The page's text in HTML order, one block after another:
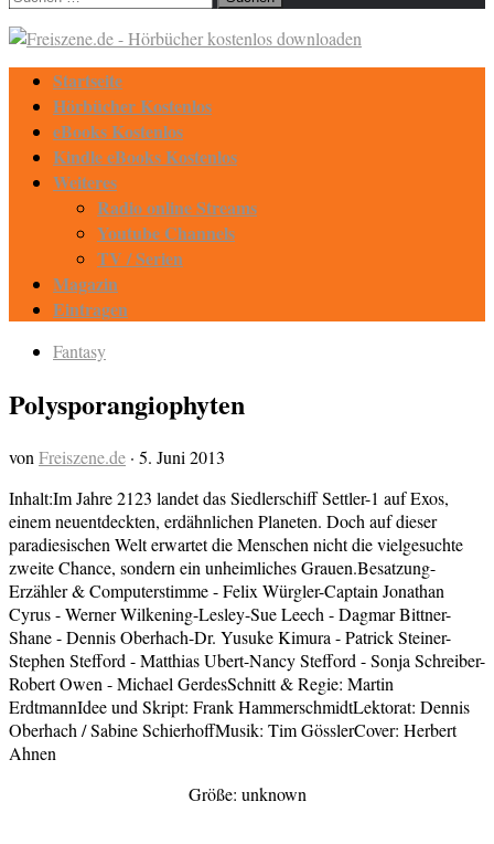
Startseite
Hörbücher Kostenlos
eBooks Kostenlos
Kindle eBooks Kostenlos
Weiteres
Radio online Streams
Youtube Channels
TV / Serien
Magazin
Eintragen
Fantasy
Polysporangiophyten
von Freiszene.de · 5. Juni 2013
Inhalt:Im Jahre 2123 landet das Siedlerschiff Settler-1 auf Exos,
einem neuentdeckten, erdähnlichen Planeten. Doch auf dieser
paradiesischen Welt erwartet die Menschen nicht die vielgesuchte
zweite Chance, sondern ein unheimliches Grauen.Besatzung-
Erzähler & Computerstimme - Felix Würgler-Captain Jonathan
Cyrus - Werner Wilkening-Lesley-Sue Leech - Dagmar Bittner-
Shane - Dennis Oberhach-Dr. Yusuke Kimura - Patrick Steiner-
Stephen Stefford - Matthias Ubert-Nancy Stefford - Sonja Schreiber-
Robert Owen - Michael GerdesSchnitt & Regie: Martin
ErdtmannIdee und Skript: Frank HammerschmidtLektorat: Dennis
Oberhach / Sabine SchierhoffMusik: Tim GösslerCover: Herbert
Ahnen
Größe: unknown